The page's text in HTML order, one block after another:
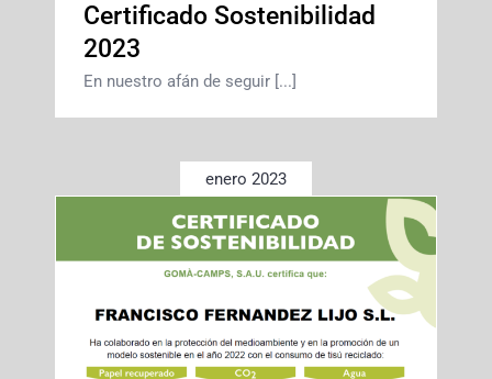
Certificado Sostenibilidad
2023
En nuestro afán de seguir [...]
enero 2023